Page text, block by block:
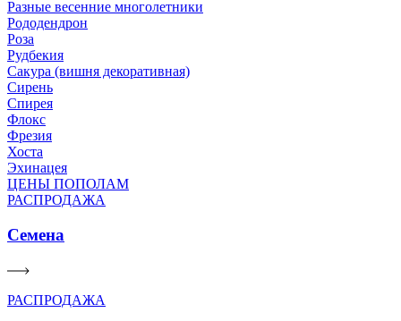
Разные весенние многолетники
Рододендрон
Роза
Рудбекия
Сакура (вишня декоративная)
Сирень
Спирея
Флокс
Фрезия
Хоста
Эхинацея
ЦЕНЫ ПОПОЛАМ
РАСПРОДАЖА
Семена
РАСПРОДАЖА